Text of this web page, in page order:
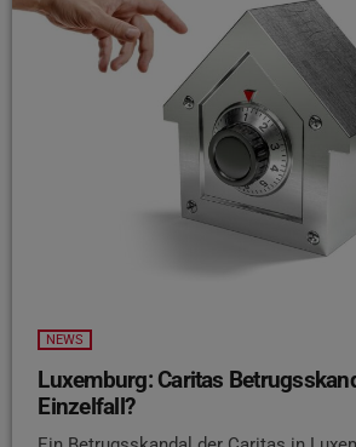
NEWS
Luxemburg: Caritas
Einzelfall?